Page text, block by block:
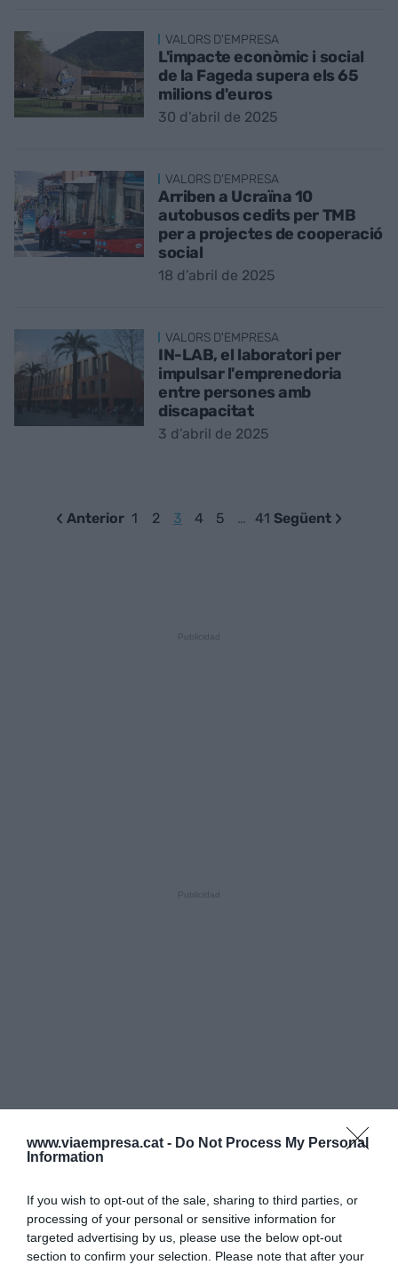
www.viaempresa.cat - Do Not Process My Personal
Information
If you wish to opt-out of the sale, sharing to third parties, or
processing of your personal or sensitive information for
targeted advertising by us, please use the below opt-out
section to confirm your selection. Please note that after your
VALORS D'EMPRESA
L'impacte econòmic i social
de la Fageda supera els 65
milions d'euros
30 d’abril de 2025
VALORS D'EMPRESA
Arriben a Ucraïna 10
autobusos cedits per TMB
per a projectes de cooperació
social
18 d’abril de 2025
VALORS D'EMPRESA
IN-LAB, el laboratori per
impulsar l'emprenedoria
entre persones amb
discapacitat
3 d’abril de 2025
Anterior 1 2 3 4 5 … 41 Següent